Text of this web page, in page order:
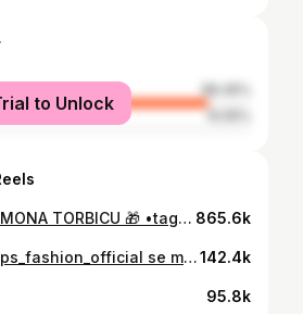
89.45%
10.55%
to Unlock
🎁 POKLANJAMO MONA TORBICU 🎁 •taguj 2 osobe u komentaru •zaprati @saraposhh i @knezevic_nevena Izvlačenje je sledeće nedelje. Šaljemo za sve gradove u Srbiji. Srećno drage žene 🤎 865.6k
Sako haljina iz @ps_fashion_official se može nositi na više načina. Možete kombinovati sa @ps_fashion_official pantalonama koje mogu biti od materijala kao rukavi ili od materijala kao sako. Ja sam se odlučila da uz sako uzmem rukave. 🫶🏼142.4k
95.8k